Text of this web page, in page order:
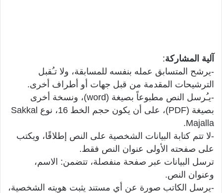
آلية المشاركة:
-يرشح المتسابق عمله بنفسه للمسابقة، ولا تـُقبل
الترشيحات المقدمة من قبل جهات أو أطراف أخرى.
-يـُرسل النص مطبوعاً بصيغة (word)، ونسخة أخرى
بصيغة (PDF)، على أن يكون حجم الخط 16، نوع Sakkal
Majalla.
-لا تتم كتابة البيانات الشخصية على النص إطلاقًا، ويكتب
على صفحته الأولى عنوان النص فقط.
ترسل البيانات عبر صفحة منفصلة، تتضمن: الاسم،
وعنوان النص.
-يرسل الكاتب صورة عن أي مستند يثبت هويته الشخصية،